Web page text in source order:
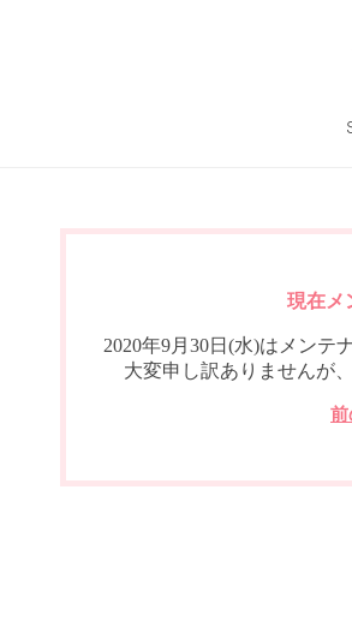
現在メ
2020年9月30日(水)はメンテ
大変申し訳ありませんが
前